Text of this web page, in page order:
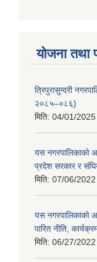
योजना तथा
त्रिपुरासुन्दरी
२०८५–०८६)
मिति: 04/01/
यस नगरपालिकाको
प्रदेश सरकार र
मिति: 07/06/
यस नगरपालिकाको
पारित नीति,
मिति: 06/27/